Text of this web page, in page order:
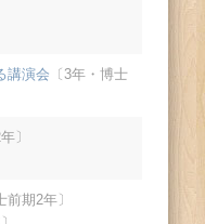
講演会 〔3年・博士
〕
期2年〕